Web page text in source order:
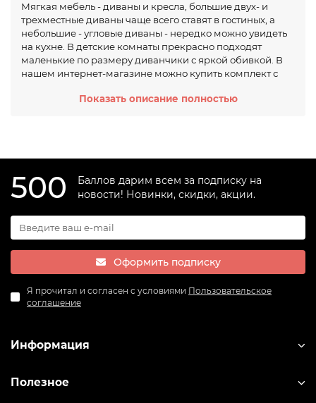
Мягкая мебель - диваны и кресла, большие двух- и
трехместныедиваны чаще всего ставят в гостиных, а
небольшие - угловые диваны - нередко можно увидеть
на кухне. В детские комнаты прекрасно подходят
маленькие по размеру диванчики с яркой обивкой. В
нашем интернет-магазине можно купить комплект с
здесь наличие свободных метров в квартире и желание
Показать описание полностью
500
Баллов дарим всем за подписку на
новости! Новинки, скидки, акции.
Оформить подписку
Я прочитал и согласен с условиями Пользовательское
соглашение
Информация
Полезное